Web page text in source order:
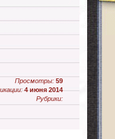
Просмотры: 59
4 июня 2014
Рубрики: